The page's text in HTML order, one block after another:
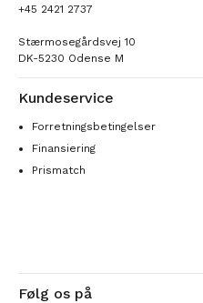
+45 2421 2737
Stærmosegårdsvej 10
DK-5230 Odense M
Kundeservice
Forretningsbetingelser
Finansiering
Prismatch
Følg os på